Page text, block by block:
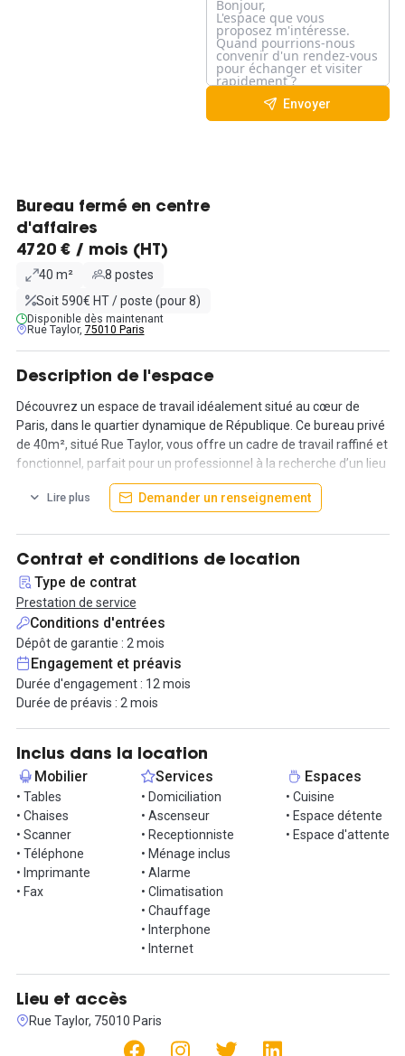
Envoyer
Bureau fermé en centre
d'affaires
4720 € / mois (HT)
40 m²
8 postes
Soit 590€ HT / poste (pour 8)
Disponible dès maintenant
Rue Taylor, 75010 Paris
Description de l'espace
Découvrez un espace de travail idéalement situé au cœur de
Paris, dans le quartier dynamique de République. Ce bureau privé
de 40m², situé Rue Taylor, vous offre un cadre de travail raffiné et
fonctionnel, parfait pour un professionnel à la recherche d’un lieu
propice à la productivité. Niché dans un immeuble traditionnel à
l'intérieur modernisé, ce bureau combine le charme de
contemporaines. La lumière naturelle inonde l'espace, créant une
ambiance agréable et stimulante pour vos journées de travail.
Le bureau lui-même est équipé de tout ce dont vous avez besoin
pour travailler dans les meilleures conditions. Un espace détente
vous permet de vous ressourcer tout au long de la journée, tandis
que les cabines de travail élégantes offrent un environnement
calme pour vous concentrer ou tenir des réunions. L'immeuble
dispose d'une surveillance vidéo 24/24, garantissant votre
sécurité et celle de vos affaires. Un parking privatif sécurisé est
également disponible, un luxe rare dans cette partie de Paris.
Côté transports, vous êtes idéalement desservi par la station de
métro République, accessible en quelques minutes à pied. Cette
station centrale, connectée à cinq lignes de métro (3, 5, 8, 9 et
11), vous permet de rejoindre rapidement n'importe quel quartier
de Paris, que ce soit pour des rendez-vous professionnels ou des
sorties après le travail. Le quartier est également très bien
desservi par plusieurs lignes de bus, ainsi que par des pistes
cyclables pour les amateurs de déplacements en vélo.
Contactez nous pour visiter !
Lire plus Demander un renseignement
Contrat et conditions de location
Type de contrat
Prestation de service
Conditions d'entrées
Dépôt de garantie : 2 mois
Engagement et préavis
Durée d'engagement : 12 mois
Durée de préavis : 2 mois
Inclus dans la location
Mobilier
• Tables
• Chaises
• Scanner
• Téléphone
• Imprimante
• Fax
Services
• Domiciliation
• Ascenseur
• Receptionniste
• Ménage inclus
• Alarme
• Climatisation
• Chauffage
• Interphone
• Internet
Espaces
• Cuisine
• Espace détente
• Espace d'attente
Lieu et accès
Rue Taylor, 75010 Paris